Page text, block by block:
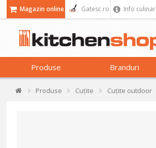
Magazin online Gatesc.ro Info culinar
Produse Branduri
Produse Cuțite Cuțite outdoor